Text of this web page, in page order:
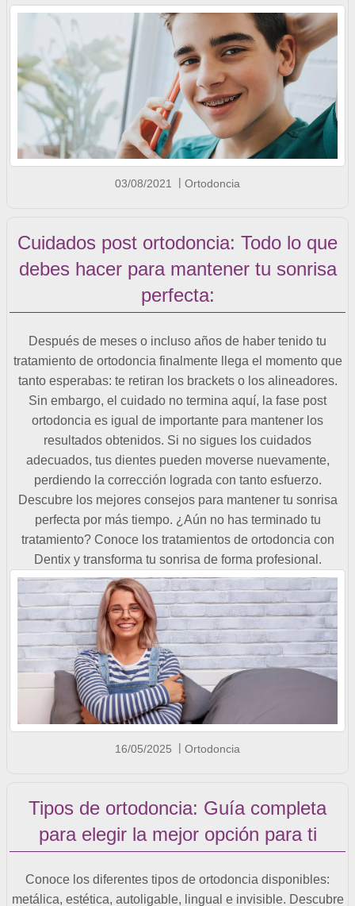
03/08/2021 Ortodoncia
Cuidados post ortodoncia: Todo lo que
debes hacer para mantener tu sonrisa
perfecta:
Después de meses o incluso años de haber tenido tu
tratamiento de ortodoncia finalmente llega el momento que
tanto esperabas: te retiran los brackets o los alineadores.
Sin embargo, el cuidado no termina aquí, la fase post
ortodoncia es igual de importante para mantener los
resultados obtenidos. Si no sigues los cuidados
adecuados, tus dientes pueden moverse nuevamente,
perdiendo la corrección lograda con tanto esfuerzo.
Descubre los mejores consejos para mantener tu sonrisa
perfecta por más tiempo. ¿Aún no has terminado tu
tratamiento? Conoce los tratamientos de ortodoncia con
Dentix y transforma tu sonrisa de forma profesional.
16/05/2025 Ortodoncia
Tipos de ortodoncia: Guía completa
para elegir la mejor opción para ti
Conoce los diferentes tipos de ortodoncia disponibles:
metálica, estética, autoligable, lingual e invisible. Descubre